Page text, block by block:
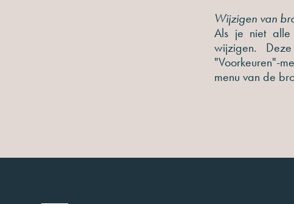
Wijzigen van
Als je niet alle
wijzigen.
"Voorkeuren"-
menu van de